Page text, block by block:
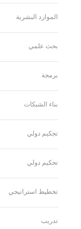
الموارد البشرية
بحث علمي
برمجة
بناء الشبكات
تجكيم دولي
تحكيم دولي
تخطيط استراتيجي
تدريب